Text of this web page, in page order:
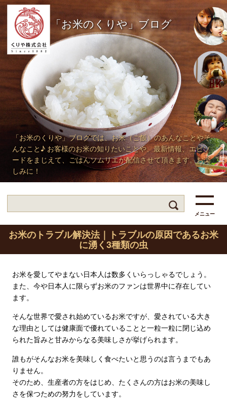
「お米のくりや」ブログ
「お米のくりや」ブログでは、お米（ご飯）のあんなことやそ
んなこと♪ お客様のお米の知りたいことや、最新情報、エピソ
ードをまじえて、ごはんソムリエが配信させて頂きます。お楽
しみに！
メニュー
お米のトラブル解決法｜トラブルの原因であるお米
に湧く3種類の虫
お米を愛してやまない日本人は数多くいらっしゃるでしょう。
また、今や日本人に限らずお米のファンは世界中に存在してい
ます。
そんな世界で愛され始めているお米ですが、愛されている大き
な理由としては健康面で優れていることと一粒一粒に閉じ込め
られた旨みと甘みからなる美味しさが挙げられます。
誰もがそんなお米を美味しく食べたいと思うのは言うまでもあ
りません。
そのため、生産者の方をはじめ、たくさんの方はお米の美味し
さを保つための努力をしています。